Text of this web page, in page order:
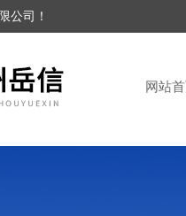
公司！
网站